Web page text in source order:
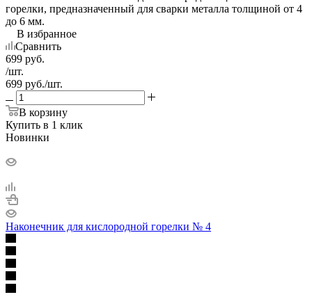
горелки, предназначенный для сварки металла толщиной от 4
до 6 мм.
В избранное
Сравнить
699 руб.
/шт.
699 руб./шт.
В корзину
Купить в 1 клик
Новинки
Наконечник для кислородной горелки № 4